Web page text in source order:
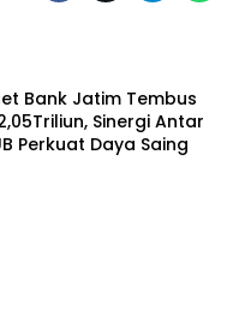
Bank Jatim Tembus
Sinergi Antar
Perkuat Daya Saing